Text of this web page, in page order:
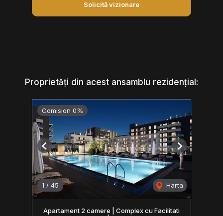
Solicită vizionare
Proprietăți din acest ansamblu rezidențial:
Comision 0%
1 / 45 Harta
Previous Next
Apartament 2 camere | Complex cu Facilitati